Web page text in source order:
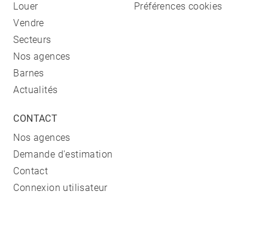
Louer
Vendre
Secteurs
Nos agences
Barnes
Actualités
Préférences cookies
CONTACT
Nos agences
Demande d'estimation
Contact
Connexion utilisateur